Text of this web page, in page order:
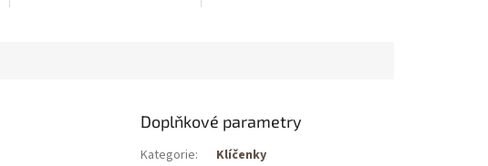
Doplňkové parametry
Kategorie:
Klíčenky